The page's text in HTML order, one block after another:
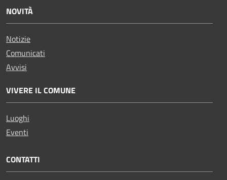
NOVITÀ
Notizie
Comunicati
Avvisi
VIVERE IL COMUNE
Luoghi
Eventi
CONTATTI